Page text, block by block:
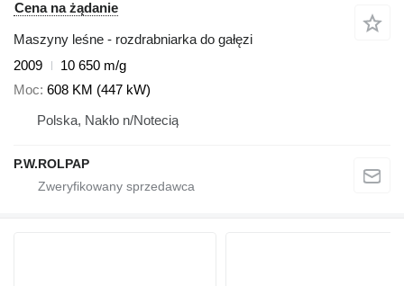
Cena na żądanie
Maszyny leśne - rozdrabniarka do gałęzi
2009
10 650 m/g
Moc 608 KM (447 kW)
Polska, Nakło n/Notecią
P.W.ROLPAP